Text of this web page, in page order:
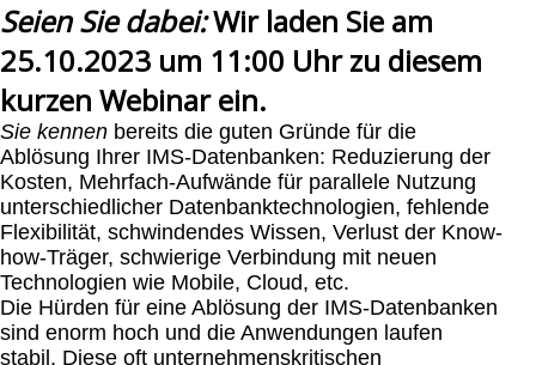
Seien Sie dabei:Wir laden Sie am
25.10.2023 um 11:00 Uhr zu diesem
kurzen Webinarein.
Sie kennen bereits die guten Gründe für die
Ablösung Ihrer IMS-Datenbanken: Reduzierung der
Kosten, Mehrfach-Aufwände für parallele Nutzung
unterschiedlicher Datenbanktechnologien, fehlende
Flexibilität, schwindendes Wissen, Verlust der Know-
how-Träger, schwierige Verbindung mit neuen
Technologien wie Mobile, Cloud, etc.
Die Hürden für eine Ablösung der IMS-Datenbanken
sind enorm hoch und die Anwendungen laufen
stabil. Diese oft unternehmenskritischen